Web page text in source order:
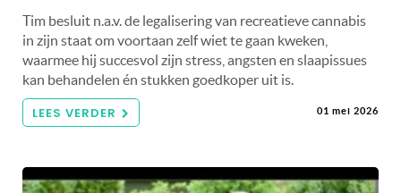
Tim besluit n.a.v. de legalisering van recreatieve cannabis
in zijn staat om voortaan zelf wiet te gaan kweken,
waarmee hij succesvol zijn stress, angsten en slaapissues
kan behandelen én stukken goedkoper uit is.
LEES VERDER 01 mei 2026